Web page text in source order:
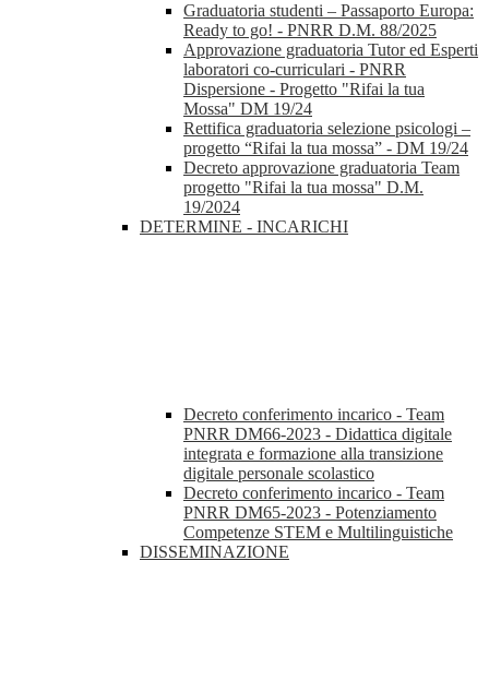
Graduatoria studenti – Passaporto Europa:
Ready to go! - PNRR D.M. 88/2025
Approvazione graduatoria Tutor ed Esperti
laboratori co-curriculari - PNRR
Dispersione - Progetto "Rifai la tua
Mossa" DM 19/24
Rettifica graduatoria selezione psicologi –
progetto “Rifai la tua mossa” - DM 19/24
Decreto approvazione graduatoria Team
progetto "Rifai la tua mossa" D.M.
19/2024
DETERMINE - INCARICHI
Decreto conferimento incarico - Team
PNRR DM66-2023 - Didattica digitale
integrata e formazione alla transizione
digitale personale scolastico
Decreto conferimento incarico - Team
PNRR DM65-2023 - Potenziamento
Competenze STEM e Multilinguistiche
DISSEMINAZIONE